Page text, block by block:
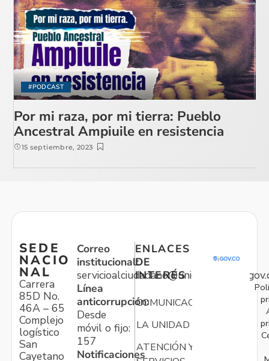
#PODCAST
Por mi raza, por mi tierra: Pueblo
Ancestral Ampiuile en resistencia
15 septiembre, 2023
SEDE
NACIO
NAL
Carrera
85D No.
46A – 65
Complejo
logístico
San
Cayetano
Correo
institucional:
Línea
anticorrupción:
Desde
móvil o fijo:
157
Notificaciones
ENLACES
DE
INTERÉS
COMUNICACIONES
LA UNIDAD
ATENCIÓN Y